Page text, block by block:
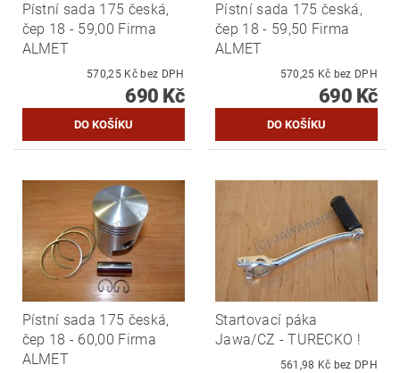
Pístní sada 175 česká,
čep 18 - 59,00 Firma
ALMET
570,25 Kč bez DPH
690 Kč
Pístní sada 175 česká,
čep 18 - 59,50 Firma
ALMET
570,25 Kč bez DPH
690 Kč
Pístní sada 175 česká,
čep 18 - 60,00 Firma
ALMET
Startovací páka
Jawa/CZ - TURECKO !
561,98 Kč bez DPH